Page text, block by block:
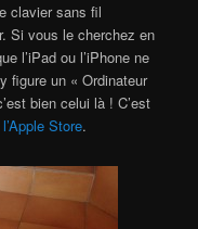
clavier sans fil
Si vous le cherchez en
l’iPad ou l’iPhone ne
figure un « Ordinateur
bien celui là ! C’est
Store.